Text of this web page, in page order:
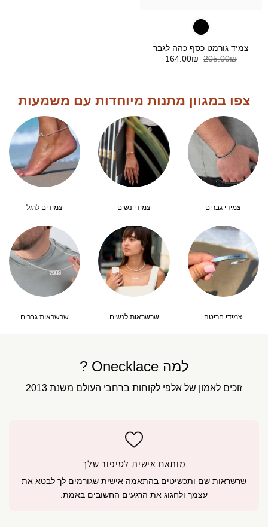
צמיד גורמט כסף כהה לגבר
205.00₪
המחיר
164.00₪
צפו במגוון מתנות מיוחדות עם משמעות
צמידי גברים צמידי נשים צמידים לרגל
צמידי חריטה שרשראות לנשים שרשראות גברים
למה Onecklace ?
זוכים לאמון של אלפי לקוחות ברחבי העולם משנת 2013
מותאם אישית לסיפור שלך
שרשראות שם ותכשיטים בהתאמה אישית שגורמים לך לבטא את
עצמך ולחגוג את הרגעים החשובים באמת.